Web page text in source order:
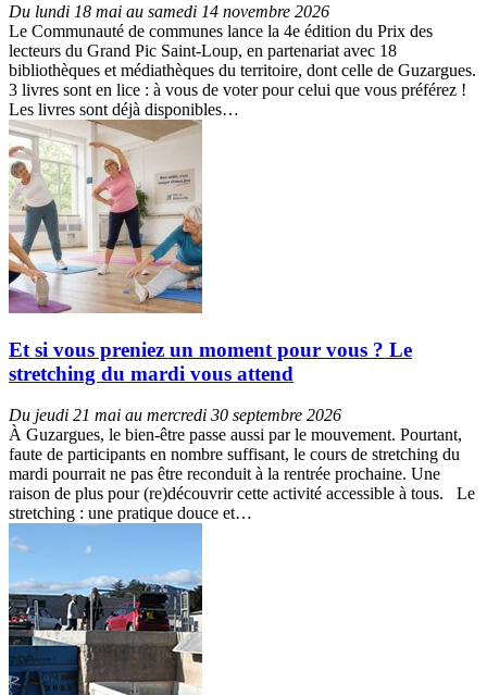
Du lundi 18 mai au samedi 14 novembre 2026
Le Communauté de communes lance la 4e édition du Prix des
lecteurs du Grand Pic Saint-Loup, en partenariat avec 18
bibliothèques et médiathèques du territoire, dont celle de Guzargues.
3 livres sont en lice : à vous de voter pour celui que vous préférez !
Les livres sont déjà disponibles…
Et si vous preniez un moment pour vous ? Le
stretching du mardi vous attend
Du jeudi 21 mai au mercredi 30 septembre 2026
À Guzargues, le bien-être passe aussi par le mouvement. Pourtant,
faute de participants en nombre suffisant, le cours de stretching du
mardi pourrait ne pas être reconduit à la rentrée prochaine. Une
raison de plus pour (re)découvrir cette activité accessible à tous. Le
stretching : une pratique douce et…